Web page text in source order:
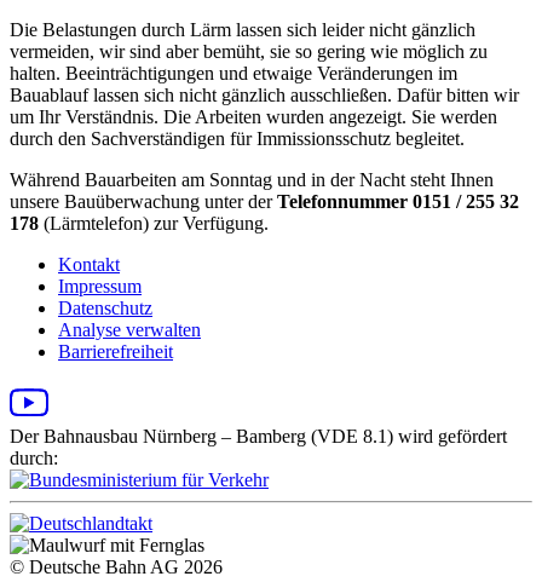
Die Belastungen durch Lärm lassen sich leider nicht gänzlich
vermeiden, wir sind aber bemüht, sie so gering wie möglich zu
halten. Beeinträchtigungen und etwaige Veränderungen im
Bauablauf lassen sich nicht gänzlich ausschließen. Dafür bitten wir
um Ihr Verständnis. Die Arbeiten wurden angezeigt. Sie werden
durch den Sachverständigen für Immissionsschutz begleitet.
Während Bauarbeiten am Sonntag und in der Nacht steht Ihnen
unsere Bauüberwachung unter derTelefonnummer 0151 / 255 32
178 (Lärmtelefon) zur Verfügung.
Kontakt
Impressum
Datenschutz
Analyse verwalten
Barrierefreiheit
Der Bahnausbau Nürnberg – Bamberg (VDE 8.1) wird gefördert
durch:
© Deutsche Bahn AG 2026